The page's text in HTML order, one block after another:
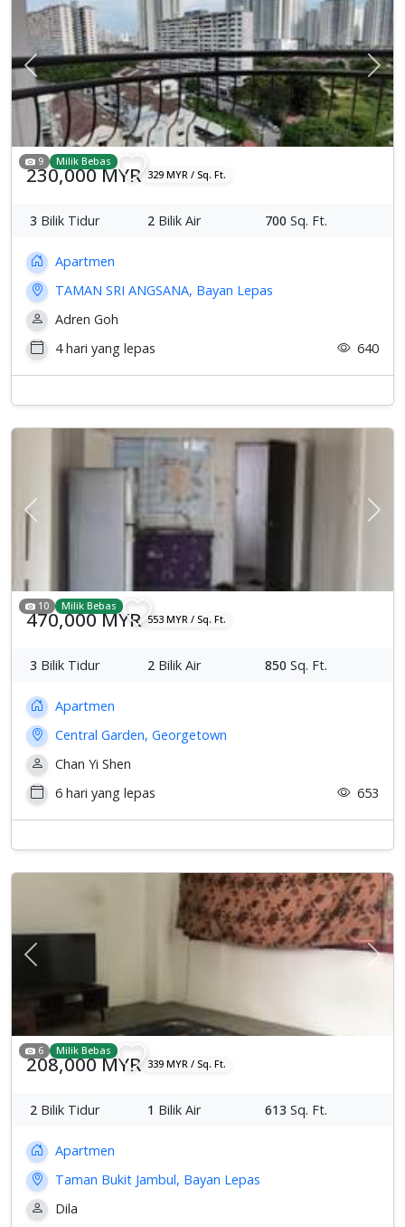
Previous
9 Milik Bebas
230,000 MYR 329 MYR / Sq. Ft.
3 Bilik Tidur 2 Bilik Air 700 Sq. Ft.
Apartmen
TAMAN SRI ANGSANA, Bayan Lepas
Adren Goh
4 hari yang lepas
640
Previous
10 Milik Bebas
470,000 MYR 553 MYR / Sq. Ft.
3 Bilik Tidur 2 Bilik Air 850 Sq. Ft.
Apartmen
Central Garden, Georgetown
Chan Yi Shen
6 hari yang lepas
653
Previous
6 Milik Bebas
208,000 MYR 339 MYR / Sq. Ft.
2 Bilik Tidur 1 Bilik Air 613 Sq. Ft.
Apartmen
Taman Bukit Jambul, Bayan Lepas
Dila